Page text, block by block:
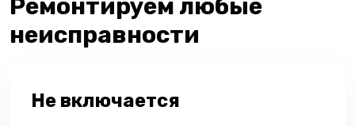
Ремонтируем любые
неисправности
Не включается